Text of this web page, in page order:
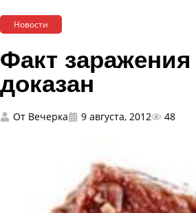
Новости
Факт
доказан
От Вечерка 9 августа, 2012 48